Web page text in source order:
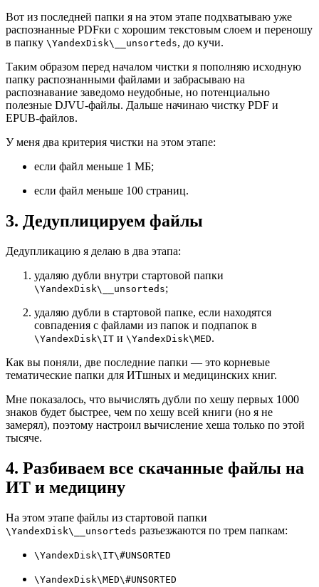
Вот из последней папки я на этом этапе подхватываю уже
распознанные PDFки с хорошим текстовым слоем и переношу
в папку \YandexDisk\__unsorteds, до кучи.
Таким образом перед началом чистки я пополняю исходную
папку распознанными файлами и забрасываю на
распознавание заведомо неудобные, но потенциально
полезные DJVU-файлы. Дальше начинаю чистку PDF и
EPUB-файлов.
У меня два критерия чистки на этом этапе:
если файл меньше 1 МБ;
если файл меньше 100 страниц.
3. Дедуплицируем файлы
Дедупликацию я делаю в два этапа:
удаляю дубли внутри стартовой папки
\YandexDisk\__unsorteds;
удаляю дубли в стартовой папке, если находятся
совпадения с файлами из папок и подпапок в
\YandexDisk\IT и \YandexDisk\MED.
Как вы поняли, две последние папки — это корневые
тематические папки для ИТшных и медицинских книг.
Мне показалось, что вычислять дубли по хешу первых 1000
знаков будет быстрее, чем по хешу всей книги (но я не
замерял), поэтому настроил вычисление хеша только по этой
тысяче.
4. Разбиваем все скачанные файлы на
ИТ и медицину
На этом этапе файлы из стартовой папки
\YandexDisk\__unsorteds разъезжаются по трем папкам:
\YandexDisk\IT\#UNSORTED
\YandexDisk\MED\#UNSORTED